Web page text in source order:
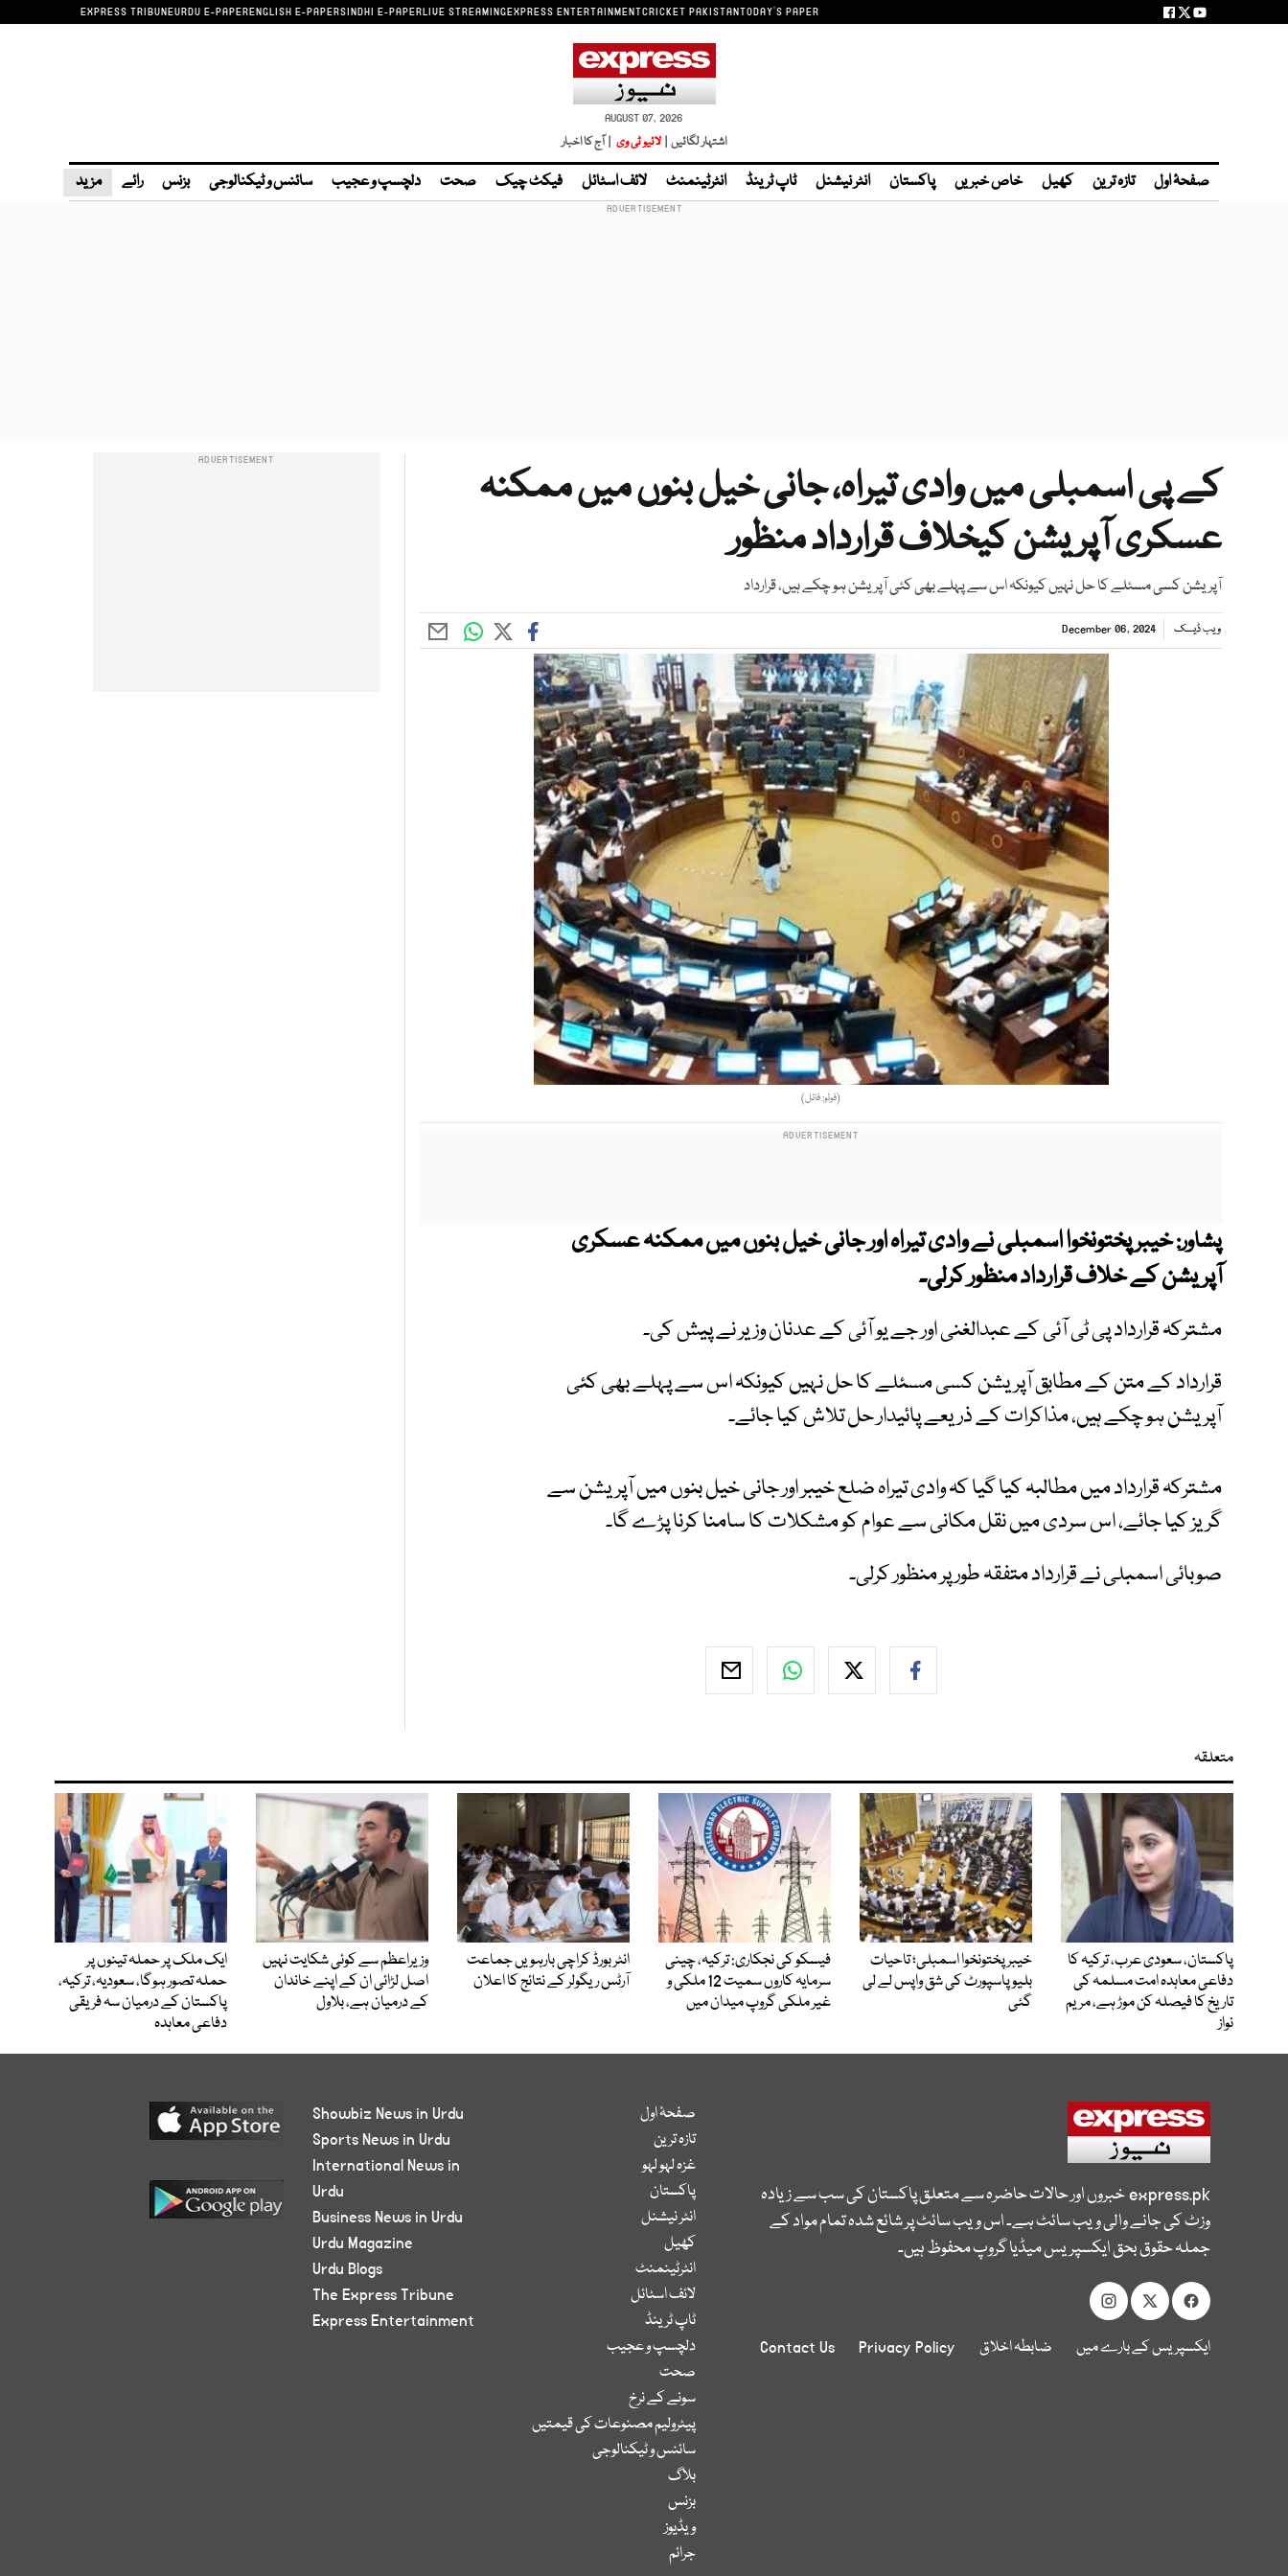
EXPRESS TRIBUNEURDU E-PAPERENGLISH E-PAPERSINDHI E-PAPERLIVE STREAMINGEXPRESS ENTERTAINMENTCRICKET PAKISTANTODAY'S PAPER
AUGUST 07, 2026
اشتہار لگائیں | لائیو ٹی وی | آج کا اخبار
صفحۂ اول تازہ ترین کھیل خاص خبریں پاکستان انٹر نیشنل ٹاپ ٹرینڈ انٹرٹینمنٹ لائف اسٹائل فیکٹ چیک صحت دلچسپ و عجیب سائنس و ٹیکنالوجی بزنس رائے مزید
کے پی اسمبلی میں وادی تیراہ، جانی خیل بنوں میں ممکنہ
عسکری آپریشن کیخلاف قرارداد منظور
آپریشن کسی مسئلے کا حل نہیں کیونکہ اس سے پہلے بھی کئی آپریشن ہو چکے ہیں، قرارداد
ویب ڈیسک December 06, 2024
(فوٹو: فائل)
پشاور:خیبر پختونخوا اسمبلی نے وادی تیراہ اور جانی خیل بنوں میں ممکنہ عسکری
آپریشن کے خلاف قرارداد منظور کرلی۔
مشترکہ قرارداد پی ٹی آئی کے عبدالغنی اور جے یو آئی کے عدنان وزیر نے پیش کی۔
قرارداد کے متن کے مطابق آپریشن کسی مسئلے کا حل نہیں کیونکہ اس سے پہلے بھی کئی
آپریشن ہو چکے ہیں، مذاکرات کے ذریعے پائیدار حل تلاش کیا جائے۔
مشترکہ قرارداد میں مطالبہ کیا گیا کہ وادی تیراہ ضلع خیبر اور جانی خیل بنوں میں آپریشن سے
گریز کیا جائے، اس سردی میں نقل مکانی سے عوام کو مشکلات کا سامنا کرنا پڑے گا۔
صوبائی اسمبلی نے قرارداد متفقہ طور پر منظور کرلی۔
متعلقہ
پاکستان، سعودی عرب، ترکیہ کا
دفاعی معاہدہ امت مسلمہ کی
تاریخ کا فیصلہ کن موڑ ہے، مریم
نواز
خیبرپختونخوا اسمبلی؛ تاحیات
بلیو پاسپورٹ کی شق واپس لے لی
گئی
فیسکو کی نجکاری: ترکیہ، چینی
سرمایہ کاروں سمیت 12 ملکی و
غیر ملکی گروپ میدان میں
انٹر بورڈ کراچی بارہویں جماعت
آرٹس ریگولر کے نتائج کا اعلان
وزیراعظم سے کوئی شکایت نہیں
اصل لڑائی ان کے اپنے خاندان
کے درمیان ہے، بلاول
ایک ملک پر حملہ تینوں پر
حملہ تصور ہوگا، سعودیہ، ترکیہ،
پاکستان کے درمیان سہ فریقی
دفاعی معاہدہ
express.pkخبروں اور حالات حاضرہ سے متعلق پاکستان کی سب سے زیادہ
وزٹ کی جانے والی ویب سائٹ ہے۔ اس ویب سائٹ پر شائع شدہ تمام مواد کے
جملہ حقوق بحق ایکسپریس میڈیا گروپ محفوظ ہیں۔
ایکسپریس کے بارے میں ضابطہ اخلاق Privacy Policy
Contact Us
صفحۂ اول
تازہ ترین
غزہ لہو لہو
پاکستان
انٹر نیشنل
کھیل
انٹرٹینمنٹ
لائف اسٹائل
ٹاپ ٹرینڈ
دلچسپ و عجیب
صحت
سونے کے نرخ
پیٹرولیم مصنوعات کی قیمتیں
سائنس و ٹیکنالوجی
بلاگ
بزنس
ویڈیوز
جرائم
Showbiz News in Urdu
Sports News in Urdu
International News in
Urdu
Business News in Urdu
Urdu Magazine
Urdu Blogs
The Express Tribune
Express Entertainment